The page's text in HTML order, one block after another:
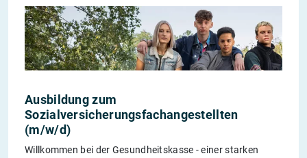
Ausbildung zum
Sozialversicherungsfachangestellten
(m/w/d)
Willkommen bei der Gesundheitskasse - einer starken